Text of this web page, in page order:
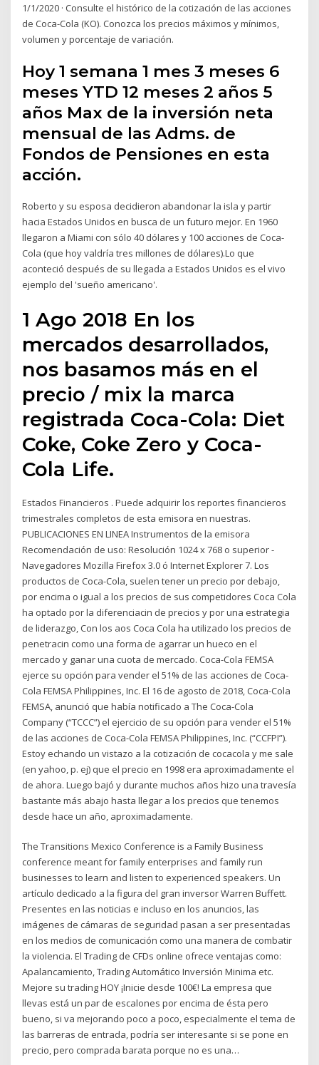
1/1/2020 · Consulte el histórico de la cotización de las acciones
de Coca-Cola (KO). Conozca los precios máximos y mínimos,
volumen y porcentaje de variación.
Hoy 1 semana 1 mes 3 meses 6
meses YTD 12 meses 2 años 5
años Max de la inversión neta
mensual de las Adms. de
Fondos de Pensiones en esta
acción.
Roberto y su esposa decidieron abandonar la isla y partir
hacia Estados Unidos en busca de un futuro mejor. En 1960
llegaron a Miami con sólo 40 dólares y 100 acciones de Coca-
Cola (que hoy valdría tres millones de dólares).Lo que
aconteció después de su llegada a Estados Unidos es el vivo
ejemplo del 'sueño americano'.
1 Ago 2018 En los
mercados desarrollados,
nos basamos más en el
precio / mix la marca
registrada Coca-Cola: Diet
Coke, Coke Zero y Coca-
Cola Life.
Estados Financieros . Puede adquirir los reportes financieros
trimestrales completos de esta emisora en nuestras.
PUBLICACIONES EN LINEA Instrumentos de la emisora
Recomendación de uso: Resolución 1024 x 768 o superior -
Navegadores Mozilla Firefox 3.0 ó Internet Explorer 7. Los
productos de Coca-Cola, suelen tener un precio por debajo,
por encima o igual a los precios de sus competidores Coca Cola
ha optado por la diferenciacin de precios y por una estrategia
de liderazgo, Con los aos Coca Cola ha utilizado los precios de
penetracin como una forma de agarrar un hueco en el
mercado y ganar una cuota de mercado. Coca-Cola FEMSA
ejerce su opción para vender el 51% de las acciones de Coca-
Cola FEMSA Philippines, Inc. El 16 de agosto de 2018, Coca-Cola
FEMSA, anunció que había notificado a The Coca-Cola
Company (“TCCC”) el ejercicio de su opción para vender el 51%
de las acciones de Coca-Cola FEMSA Philippines, Inc. (“CCFPI”).
Estoy echando un vistazo a la cotización de cocacola y me sale
(en yahoo, p. ej) que el precio en 1998 era aproximadamente el
de ahora. Luego bajó y durante muchos años hizo una travesía
bastante más abajo hasta llegar a los precios que tenemos
desde hace un año, aproximadamente.
The Transitions Mexico Conference is a Family Business
conference meant for family enterprises and family run
businesses to learn and listen to experienced speakers. Un
artículo dedicado a la figura del gran inversor Warren Buffett.
Presentes en las noticias e incluso en los anuncios, las
imágenes de cámaras de seguridad pasan a ser presentadas
en los medios de comunicación como una manera de combatir
la violencia. El Trading de CFDs online ofrece ventajas como:
Apalancamiento, Trading Automático Inversión Minima etc.
Mejore su trading HOY ¡Inicie desde 100€! La empresa que
llevas está un par de escalones por encima de ésta pero
bueno, si va mejorando poco a poco, especialmente el tema de
las barreras de entrada, podría ser interesante si se pone en
precio, pero comprada barata porque no es una…